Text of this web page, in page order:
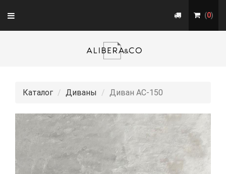
Toggle
navigation
(0)
Каталог Диваны Диван АС-150